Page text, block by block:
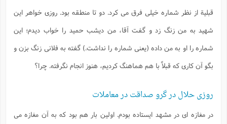
قبلیة از نظر شماره خیلی فرق می کرد. دو تا منطقه بود. روزی خواهر این
شهید به من زنگ زد و گفت آقا، من دیشب حمید را خواب دیدم؛ این
شماره را او به من داده (یعنی شماره را نداشت.) گفته به فلانی زنگ بزن و
بگو آن کاری که قبلاً با هم هماهنگ کردیم، هنوز انجام نگرفته. چرا؟
روزی حلال در گرو صداقت در معاملات
در مغازه ای در مشهد ایستاده بودم. اولین بار هم بود که به آن مغازه می